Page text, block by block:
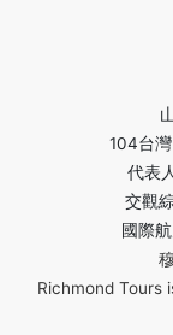
104台
代表
交觀
國際
Richmond Tours